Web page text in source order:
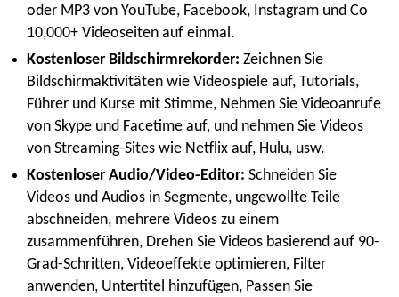
oder MP3 von YouTube, Facebook, Instagram und Co
10,000+ Videoseiten auf einmal.
Kostenloser Bildschirmrekorder: Zeichnen Sie
Bildschirmaktivitäten wie Videospiele auf, Tutorials,
Führer und Kurse mit Stimme, Nehmen Sie Videoanrufe
von Skype und Facetime auf, und nehmen Sie Videos
von Streaming-Sites wie Netflix auf, Hulu, usw.
Kostenloser Audio/Video-Editor: Schneiden Sie
Videos und Audios in Segmente, ungewollte Teile
abschneiden, mehrere Videos zu einem
zusammenführen, Drehen Sie Videos basierend auf 90-
Grad-Schritten, Videoeffekte optimieren, Filter
anwenden, Untertitel hinzufügen, Passen Sie